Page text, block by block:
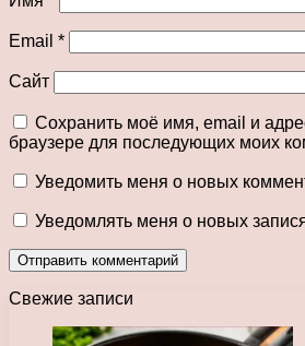
Email *
Сайт
Сохранить моё имя, email и
браузере для последующих моих
Уведомить меня о новых
Уведомлять меня о новых
Свежие записи